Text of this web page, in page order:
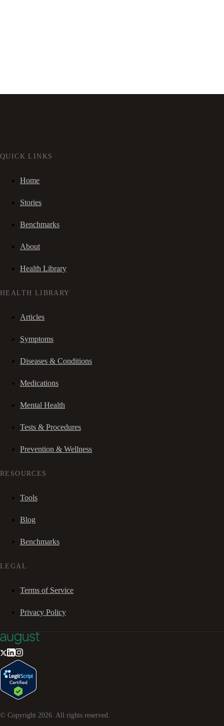
QUICK LINKS
Home
Stories
Benchmarks
About
Health Library
HEALTH LIBRARY
Articles
Symptoms
Diseases & Conditions
Medications
Mental Health
Tests & Procedures
Prevention & Wellness
RESOURCES
Tools
Blog
Benchmarks
LEGAL
Terms of Service
Privacy Policy
© Copyright 2026 . All rights reserved.